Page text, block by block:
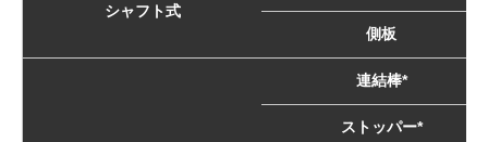
シャフト式
側板
連結棒*
ストッパー*